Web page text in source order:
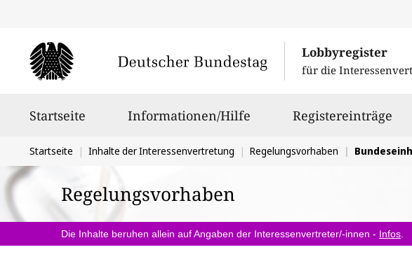
Lobbyregister
für die
Startseite Informationen/Hilfe Registereinträge
Sie
befinden
sich
hier:
Startseite Inhalte der Interessenvertretung Regelungsvorhaben
Regelungsvorhaben
Die Inhalte beruhen allein auf Angaben der Interessenvertreter/-innen - Infos